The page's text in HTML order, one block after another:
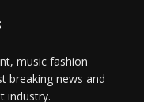
music fashion
breaking news and
industry.